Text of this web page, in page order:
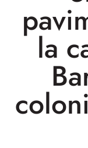
la